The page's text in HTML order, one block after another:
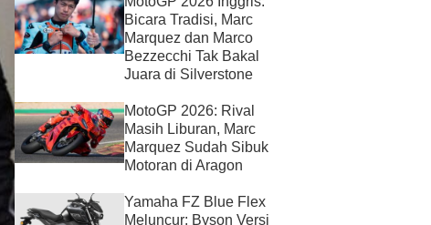
Bicara Tradisi, Marc
Marquez dan Marco
Bezzecchi Tak Bakal
Juara di Silverstone
MotoGP 2026: Rival
Masih Liburan, Marc
Marquez Sudah Sibuk
Motoran di Aragon
Yamaha FZ Blue Flex
Meluncur: Byson Versi